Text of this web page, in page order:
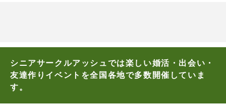
シニアサークルアッシュでは楽しい婚活・出会い・
友達作りイベントを全国各地で多数開催していま
す。